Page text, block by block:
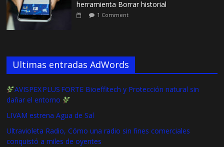
herramienta Borrar historial
1 Comment
Ultimas entradas AdWords
AVISPEX PLUS FORTE Bioeffitech y Protección natural sin
dañar el entorno
LIVAM estrena Agua de Sal
Ultravioleta Radio, Cómo una radio sin fines comerciales
conquistó a miles de oyentes